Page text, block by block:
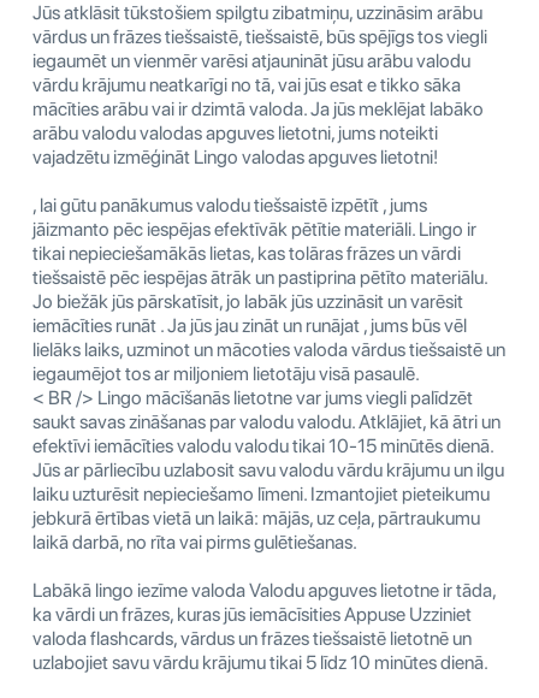
Jūs atklāsit tūkstošiem spilgtu zibatmiņu, uzzināsim arābu
vārdus un frāzes tiešsaistē, tiešsaistē, būs spējīgs tos viegli
iegaumēt un vienmēr varēsi atjaunināt jūsu arābu valodu
vārdu krājumu neatkarīgi no tā, vai jūs esat e tikko sāka
mācīties arābu vai ir dzimtā valoda. Ja jūs meklējat labāko
arābu valodu valodas apguves lietotni, jums noteikti
vajadzētu izmēģināt Lingo valodas apguves lietotni!
, lai gūtu panākumus valodu tiešsaistē izpētīt , jums
jāizmanto pēc iespējas efektīvāk pētītie materiāli. Lingo ir
tikai nepieciešamākās lietas, kas tolāras frāzes un vārdi
tiešsaistē pēc iespējas ātrāk un pastiprina pētīto materiālu.
Jo biežāk jūs pārskatīsit, jo labāk jūs uzzināsit un varēsit
iemācīties runāt . Ja jūs jau zināt un runājat , jums būs vēl
lielāks laiks, uzminot un mācoties valoda vārdus tiešsaistē un
iegaumējot tos ar miljoniem lietotāju visā pasaulē.
< BR /> Lingo mācīšanās lietotne var jums viegli palīdzēt
saukt savas zināšanas par valodu valodu. Atklājiet, kā ātri un
efektīvi iemācīties valodu valodu tikai 10-15 minūtēs dienā.
Jūs ar pārliecību uzlabosit savu valodu vārdu krājumu un ilgu
laiku uzturēsit nepieciešamo līmeni. Izmantojiet pieteikumu
jebkurā ērtības vietā un laikā: mājās, uz ceļa, pārtraukumu
laikā darbā, no rīta vai pirms gulētiešanas.
Labākā lingo iezīme valoda Valodu apguves lietotne ir tāda,
ka vārdi un frāzes, kuras jūs iemācīsities Appuse Uzziniet
valoda flashcards, vārdus un frāzes tiešsaistē lietotnē un
uzlabojiet savu vārdu krājumu tikai 5 līdz 10 minūtes dienā.